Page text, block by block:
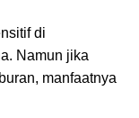
di
Namun jika
manfaatnya